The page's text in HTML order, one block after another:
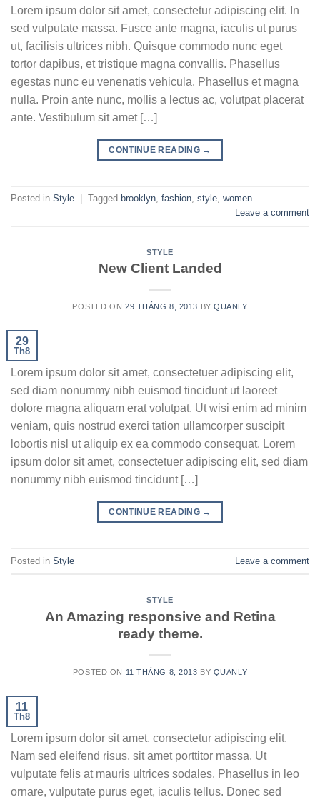
Lorem ipsum dolor sit amet, consectetur adipiscing elit. In
sed vulputate massa. Fusce ante magna, iaculis ut purus
ut, facilisis ultrices nibh. Quisque commodo nunc eget
tortor dapibus, et tristique magna convallis. Phasellus
egestas nunc eu venenatis vehicula. Phasellus et magna
nulla. Proin ante nunc, mollis a lectus ac, volutpat placerat
ante. Vestibulum sit amet […]
CONTINUE READING →
Posted in Style Tagged brooklyn fashion style women
Leave a comment
STYLE
New Client Landed
POSTED ON 29 THÁNG 8, 2013 BYQUANLY
29
Th8
Lorem ipsum dolor sit amet, consectetuer adipiscing elit,
sed diam nonummy nibh euismod tincidunt ut laoreet
dolore magna aliquam erat volutpat. Ut wisi enim ad minim
veniam, quis nostrud exerci tation ullamcorper suscipit
lobortis nisl ut aliquip ex ea commodo consequat. Lorem
ipsum dolor sit amet, consectetuer adipiscing elit, sed diam
nonummy nibh euismod tincidunt […]
CONTINUE READING →
Posted in Style Leave a comment
STYLE
An Amazing responsive and Retina
ready theme.
POSTED ON 11 THÁNG 8, 2013 BY QUANLY
11
Th8
Lorem ipsum dolor sit amet, consectetur adipiscing elit.
Nam sed eleifend risus, sit amet porttitor massa. Ut
vulputate felis at mauris ultrices sodales. Phasellus in leo
ornare, vulputate purus eget, iaculis tellus. Donec sed